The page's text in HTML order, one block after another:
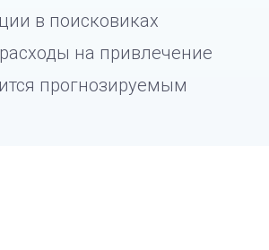
в поисковиках
на привлечение
прогнозируемым